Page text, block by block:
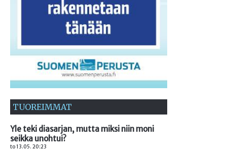
TUOREIMMAT
Yle teki diasarjan, mutta miksi niin moni
seikka unohtui?
to 13.05. 20:23